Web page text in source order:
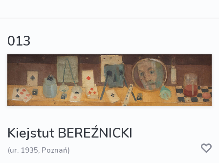
013
Kiejstut BEREŹNICKI
(ur. 1935, Poznań)